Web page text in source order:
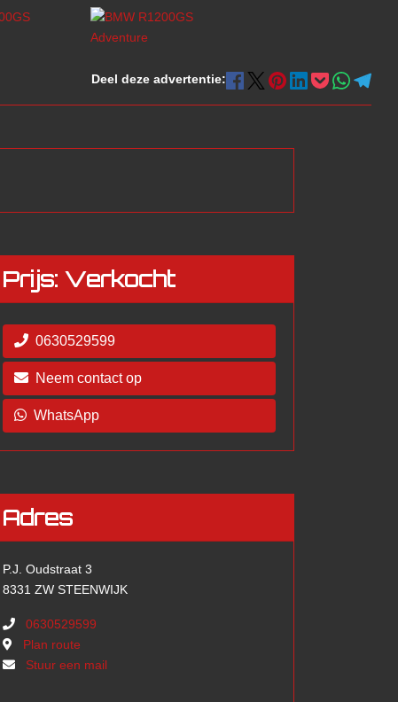
Deel deze advertentie:
Prijs: Verkocht
0630529599
Neem contact op
WhatsApp
Adres
P.J. Oudstraat 3
8331 ZW STEENWIJK
0630529599
Plan route
Stuur een mail